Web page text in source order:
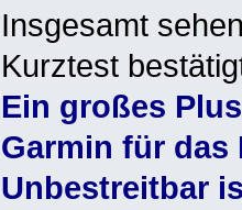
Insgesamt
Kurztest
Ein großes
Garmin für das
Unbestreitbar